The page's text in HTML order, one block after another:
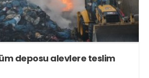
deposu alevlere teslim